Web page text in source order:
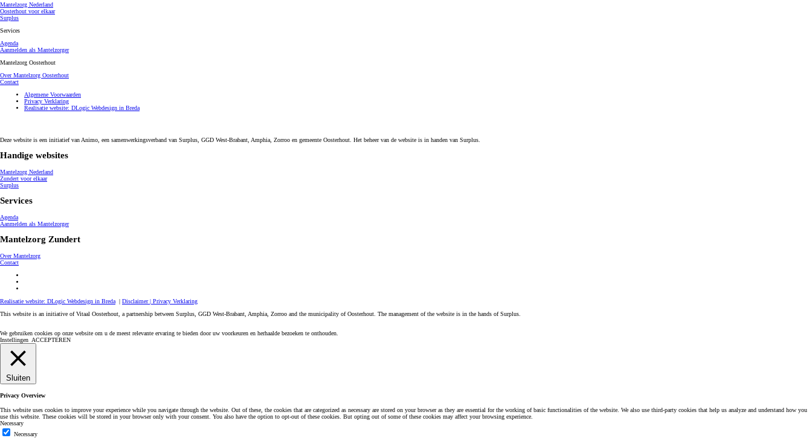
Mantelzorg Nederland
Oosterhout voor elkaar
Surplus
Services
Agenda
Aanmelden als Mantelzorger
Mantelzorg Oosterhout
Over Mantelzorg Oosterhout
Contact
Algemene Voorwaarden
Privacy Verklaring
Realisatie website: DLogic Webdesign in Breda
Deze website is een initiatief van Animo, een samenwerkingsverband van Surplus, GGD West-Brabant, Amphia, Zorroo en gemeente Oosterhout. Het beheer van de website is in handen van Surplus.
Handige websites​
Mantelzorg Nederland
Zundert voor elkaar
Surplus
Services
Agenda
Aanmelden als Mantelzorger
Mantelzorg Zundert
Over Mantelzorg
Contact
Realisatie website: DLogic Webdesign in Breda | Disclaimer | Privacy Verklaring
This website is an initiative of Vitaal Oosterhout, a partnership between Surplus, GGD West-Brabant, Amphia, Zorroo and the municipality of Oosterhout. The management of the website is in the hands of Surplus.
We gebruiken cookies op onze website om u de meest relevante ervaring te bieden door uw voorkeuren en herhaalde bezoeken te onthouden.
Instellingen ACCEPTEREN
Sluiten
Privacy Overview
This website uses cookies to improve your experience while you navigate through the website. Out of these, the cookies that are categorized as necessary are stored on your browser as they are essential for the working of basic functionalities of the website. We also use third-party cookies that help us analyze and understand how you
use this website. These cookies will be stored in your browser only with your consent. You also have the option to opt-out of these cookies. But opting out of some of these cookies may affect your browsing experience.
Necessary
Necessary